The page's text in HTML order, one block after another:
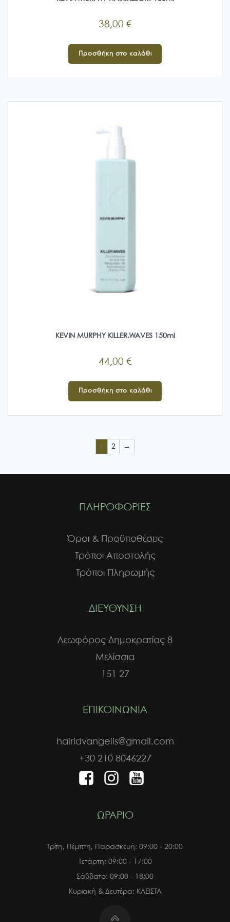
38,00 €
Προσθήκη στο καλάθι
KEVIN MURPHY KILLER.WAVES 150ml
44,00 €
Προσθήκη στο καλάθι
1 2 →
ΠΛΗΡΟΦΟΡΙΕΣ
Όροι & Προϋποθέσεις
Τρόποι Αποστολής
Τρόποι Πληρωμής
ΔΙΕΥΘΥΝΣΗ
Λεωφόρος Δημοκρατίας 8
Μελίσσια
151 27
ΕΠΙΚΟΙΝΩΝΙΑ
hairidvangelis@gmail.com
+30 210 8046227
ΩΡΑΡΙΟ
Τρίτη, Πέμπτη, Παρασκευή: 09:00 - 20:00
Τετάρτη: 09:00 - 17:00
Σάββατο: 09:00 - 18:00
Κυριακή & Δευτέρα: ΚΛΕΙΣΤΑ